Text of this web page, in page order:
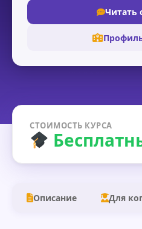
Читать
СТОИМОСТЬ КУРСА
Описание Для